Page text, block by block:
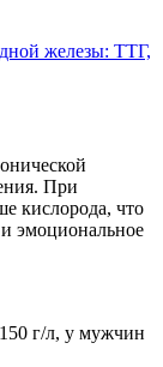
железы: ТТГ,
При
кислорода, что
эмоциональное
г/л, у мужчин